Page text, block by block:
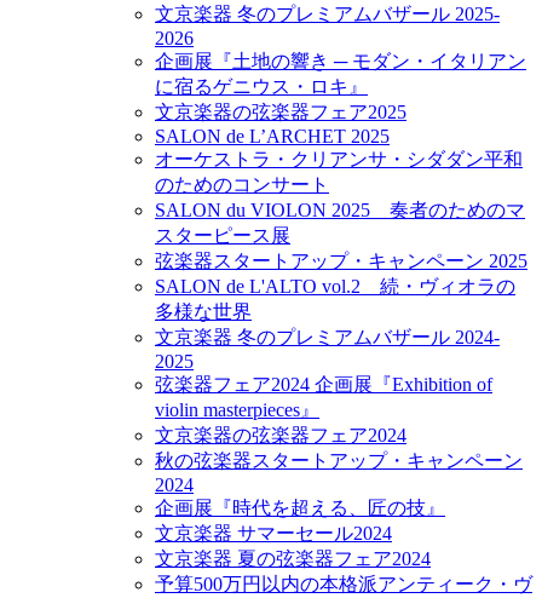
文京楽器 冬のプレミアムバザール 2025-
2026
企画展『土地の響き ─ モダン・イタリアン
に宿るゲニウス・ロキ』
文京楽器の弦楽器フェア2025
SALON de L’ARCHET 2025
オーケストラ・クリアンサ・シダダン平和
のためのコンサート
SALON du VIOLON 2025 奏者のためのマ
スターピース展
弦楽器スタートアップ・キャンペーン 2025
SALON de L'ALTO vol.2 続・ヴィオラの
多様な世界
文京楽器 冬のプレミアムバザール 2024-
2025
弦楽器フェア2024 企画展『Exhibition of
violin masterpieces』
文京楽器の弦楽器フェア2024
秋の弦楽器スタートアップ・キャンペーン
2024
企画展『時代を超える、匠の技』
文京楽器 サマーセール2024
文京楽器 夏の弦楽器フェア2024
予算500万円以内の本格派アンティーク・ヴ